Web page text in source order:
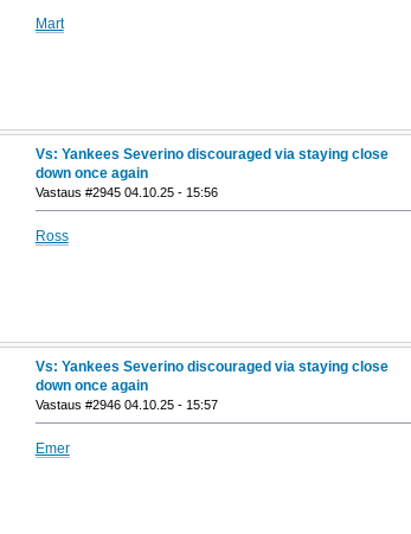
Mart
Vs: Yankees Severino discouraged via staying close
down once again
Vastaus #2945 04.10.25 - 15:56
Ross
Vs: Yankees Severino discouraged via staying close
down once again
Vastaus #2946 04.10.25 - 15:57
Emer